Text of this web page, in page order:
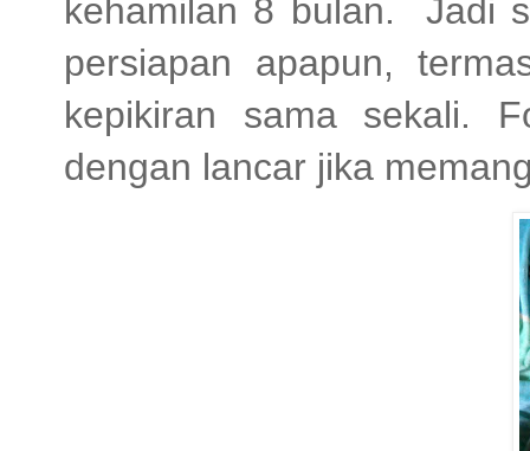
kehamilan 8 bulan. Jadi
persiapan apapun,
kepikiran sama sekali.
dengan lancar jika